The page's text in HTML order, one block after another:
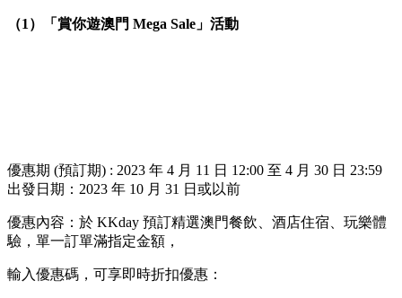
（1）「賞你遊澳門 Mega Sale」活動
優惠期 (預訂期) : 2023 年 4 月 11 日 12:00 至 4 月 30 日 23:59
出發日期：2023 年 10 月 31 日或以前
優惠內容：於 KKday 預訂精選澳門餐飲、酒店住宿、玩樂體
驗，單一訂單滿指定金額，
輸入優惠碼，可享即時折扣優惠：